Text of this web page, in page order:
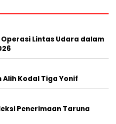
Operasi Lintas Udara dalam
Kodal Tiga Yonif
Penerimaan Taruna